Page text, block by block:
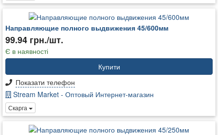
Направляющие полного выдвижения 45/600мм
99.94 грн./шт.
Є в наявності
Купити
Показати телефон
Stream Market - Оптовый Интернет-магазин
Скарга